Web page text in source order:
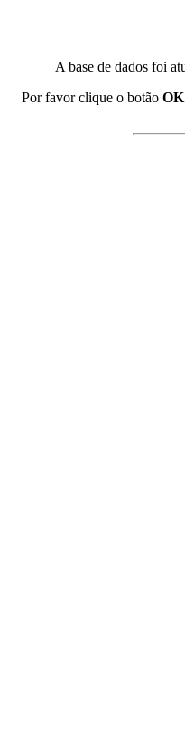
A base de dados foi
Por favor clique o botão OK